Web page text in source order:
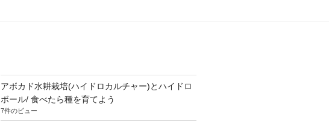
アボカド水耕栽培(ハイドロカルチャー)とハイドロ
ボール/ 食べたら種を育てよう
7件のビュー